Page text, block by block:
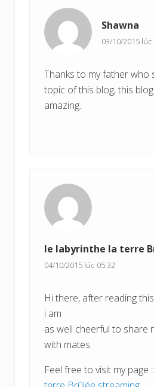
Shawna
03/10/2015 lúc
Thanks to my father who
topic of this blog, this
amazing.
le labyrinthe la terre
04/10/2015 lúc 05:32
Hi there, after reading
i am
as well cheerful to share
with mates.
Feel free to visit my page ::